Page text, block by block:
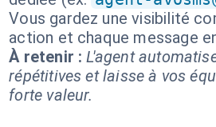
Vous gardez une visibilité
action et chaque message
À retenir : L'agent
répétitives et laisse à vos
forte valeur.